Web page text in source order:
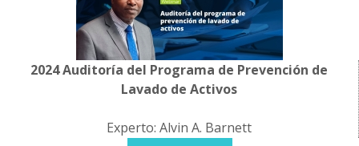
2024 Auditoría del Programa de Prevención de
Lavado de Activos
Experto: Alvin A. Barnett